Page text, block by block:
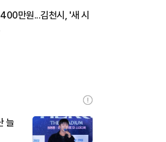
만원...김천시, '새 시
늘